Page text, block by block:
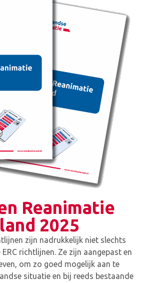
Reanimatie
2025
zijn nadrukkelijk niet slechts
richtlijnen. Ze zijn aangepast en
om zo goed mogelijk aan te
situatie en bij reeds bestaande